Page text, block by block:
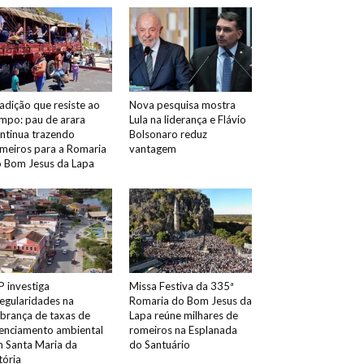
que resiste ao
pau de arara
trazendo
para a Romaria
Bom Jesus da Lapa
Nova pesquisa mostra
Lula na liderança e Flávio
Bolsonaro reduz
vantagem
investiga
na
de taxas de
ambiental
Santa Maria da
Missa Festiva da 335ª
Romaria do Bom Jesus da
Lapa reúne milhares de
romeiros na Esplanada
do Santuário